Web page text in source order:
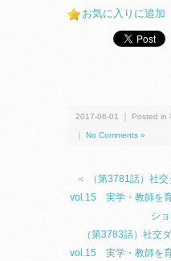
お気に入りに追加
2017-06-01 ｜ Posted in
No Comments »
＜ （第3781話）社
vol.15 実学・教師を
シ
（第3783話）社交
vol.15 実学・教師を